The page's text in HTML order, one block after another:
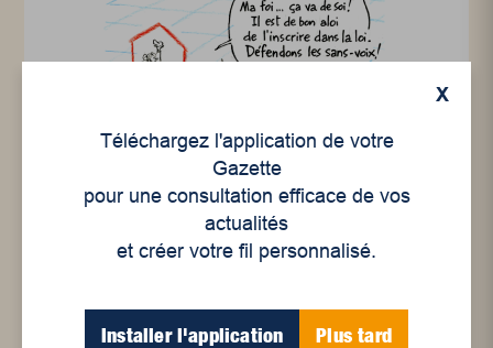
Annonce : Citoyen-nes
cherchent solutions
permanentes à des probl...
X
Téléchargez l'application de votre
Gazette
pour une consultation efficace de vos
actualités
et créer votre fil personnalisé.
Installer l'application Plus tard